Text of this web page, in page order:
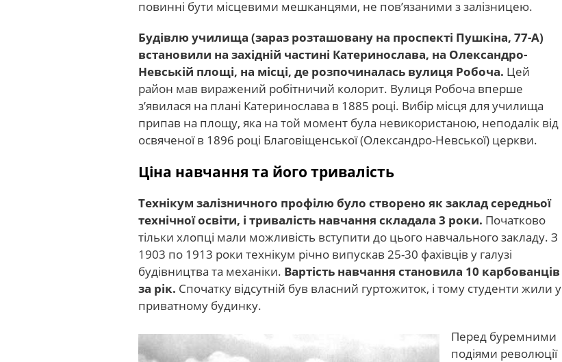
повинні бути місцевими мешканцями, не пов’язаними з залізницею.
Будівлю училища (зараз розташовану на проспекті Пушкіна, 77-А)
встановили на західній частині Катеринослава, на Олександро-
Невській площі, на місці, де розпочиналась вулиця Робоча. Цей
район мав виражений робітничий колорит. Вулиця Робоча вперше
з’явилася на плані Катеринослава в 1885 році. Вибір місця для училища
припав на площу, яка на той момент була невикористаною, неподалік від
освяченої в 1896 році Благовіщенської (Олександро-Невської) церкви.
Ціна навчання та його тривалість
Технікум залізничного профілю було створено як заклад середньої
технічної освіти, і тривалість навчання складала 3 роки. Початково
тільки хлопці мали можливість вступити до цього навчального закладу. З
1903 по 1913 роки технікум річно випускав 25-30 фахівців у галузі
будівництва та механіки. Вартість навчання становила 10 карбованців
за рік. Спочатку відсутній був власний гуртожиток, і тому студенти жили у
приватному будинку.
Перед буремними
подіями революції